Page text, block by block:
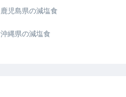
鹿児島県の減塩食
沖縄県の減塩食